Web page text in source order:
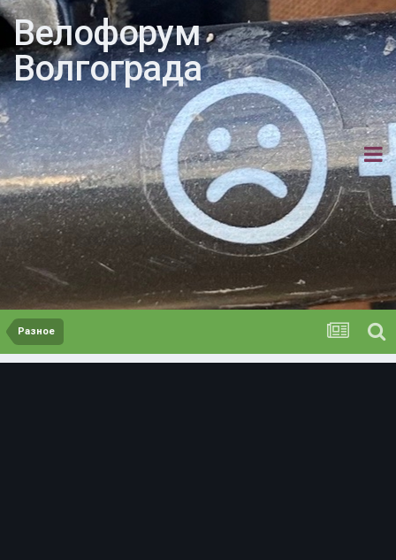
Велофорум
Волгограда
Разное